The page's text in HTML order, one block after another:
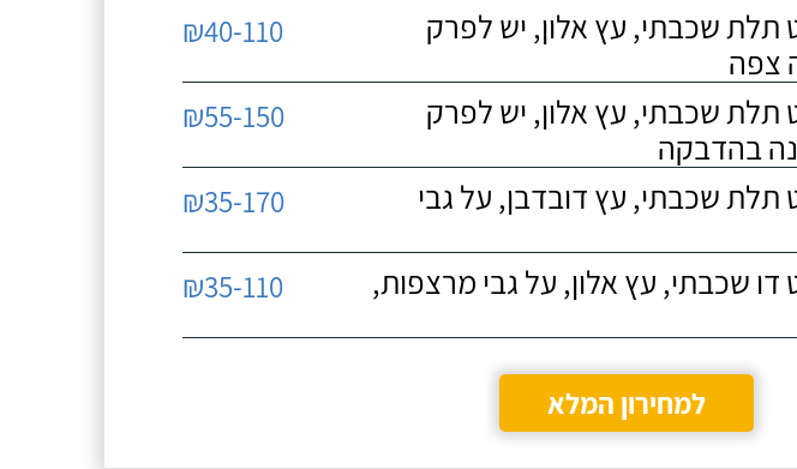
שכבתי, עץ אלון, יש לפרק
צפה
₪40-110
שכבתי, עץ אלון, יש לפרק
בהדבקה
₪55-150
שכבתי, עץ דובדבן, על גבי
₪35-170
שכבתי, עץ אלון, על גבי מרצפות,
₪35-110
למחירון המלא